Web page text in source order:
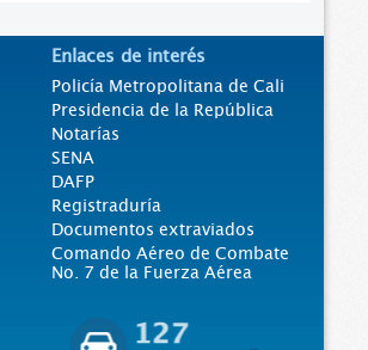
Enlaces de interés
Policía Metropolitana de Cali
Presidencia de la República
Notarías
SENA
DAFP
Registraduría
Documentos extraviados
Comando Aéreo de Combate
No. 7 de la Fuerza Aérea